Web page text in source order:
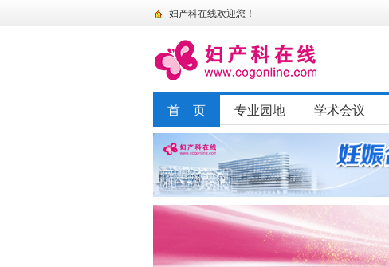
妇产科在线欢迎您！
首 页 专业园地 学术会议